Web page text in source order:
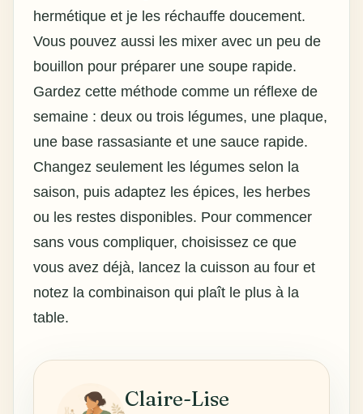
hermétique et je les réchauffe doucement.
Vous pouvez aussi les mixer avec un peu de
bouillon pour préparer une soupe rapide.
Gardez cette méthode comme un réflexe de
semaine : deux ou trois légumes, une plaque,
une base rassasiante et une sauce rapide.
Changez seulement les légumes selon la
saison, puis adaptez les épices, les herbes
ou les restes disponibles. Pour commencer
sans vous compliquer, choisissez ce que
vous avez déjà, lancez la cuisson au four et
notez la combinaison qui plaît le plus à la
table.
Claire-Lise